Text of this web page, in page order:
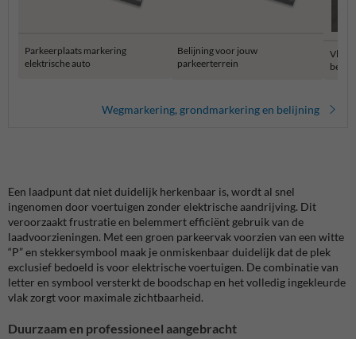
Parkeerplaats markering
elektrische auto
Belijning voor jouw
parkeerterrein
Wegmarkering, grondmarkering en belijning
Een laadpunt dat niet duidelijk herkenbaar is, wordt al snel
ingenomen door voertuigen zonder elektrische aandrijving. Dit
veroorzaakt frustratie en belemmert efficiënt gebruik van de
laadvoorzieningen. Met een groen parkeervak voorzien van een witte
“P” en stekkersymbool maak je onmiskenbaar duidelijk dat de plek
exclusief bedoeld is voor elektrische voertuigen. De combinatie van
letter en symbool versterkt de boodschap en het volledig ingekleurde
vlak zorgt voor maximale zichtbaarheid.
Duurzaam en professioneel aangebracht